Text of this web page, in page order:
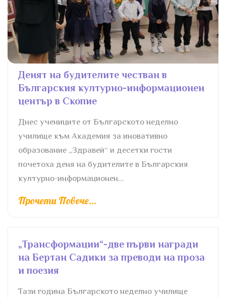
Денят на будителите честван в
Българския културно-информационен
център в Скопие
Днес учениците от Българското неделно
училище към Академия за иновативно
образование „Здравей“ и десетки гости
почетоха деня на будителите в Българския
културно-информационен...
Прочети Повече...
„Трансформации“-две първи награди
на Бертан Садики за преводи на проза
и поезия
Тази година Българското неделно училище